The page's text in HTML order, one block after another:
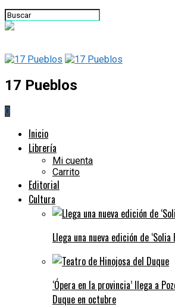
17 Pueblos
0
Inicio
Librería
Mi cuenta
Carrito
Editorial
Cultura
Llega una nueva edición de ‘Solia
‘Ópera en la provincia’ llega a
Duque en octubre